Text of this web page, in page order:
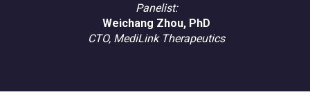
Panelist:
Weichang Zhou, PhD
CTO, MediLink Therapeutics